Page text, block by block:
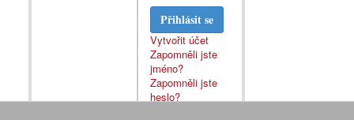
Přihlásit se
Vytvořit účet
Zapomněli jste
jméno?
Zapomněli jste
heslo?